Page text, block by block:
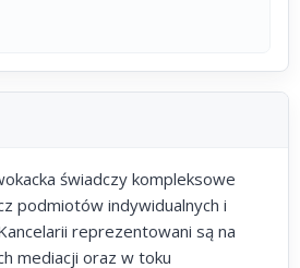
świadczy kompleksowe
podmiotów indywidualnych i
reprezentowani są na
mediacji oraz w toku